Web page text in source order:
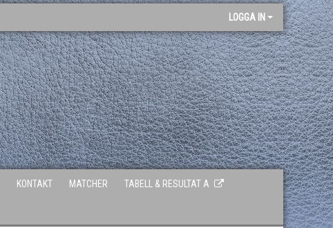
LOGGA IN
KONTAKT MATCHER TABELL & RESULTAT A